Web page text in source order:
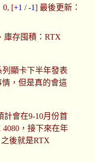
0, [+1 /-1] 最後更新：
庫存囤積：RTX
顯卡下半年發表
，但是真的會這
會在9-10月份首
4080，接下來在年
後就是RTX